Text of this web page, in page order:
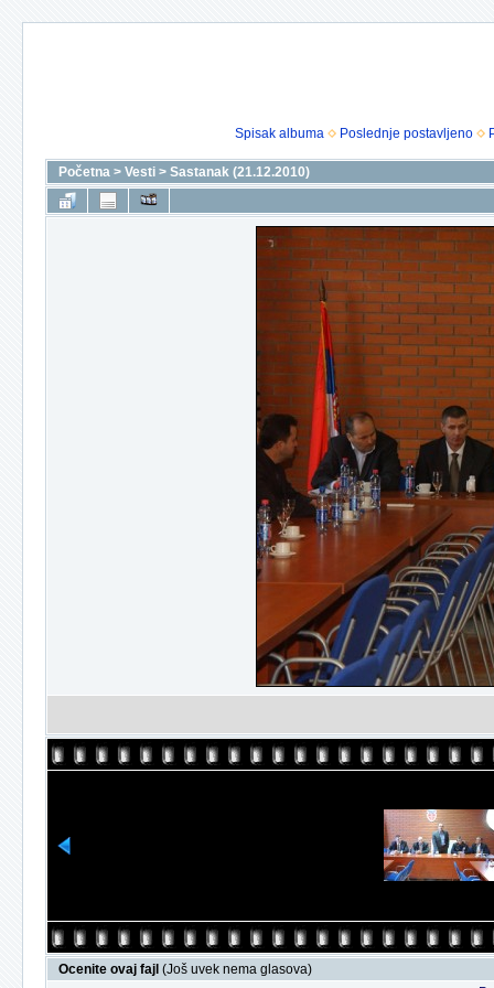
Spisak albuma Poslednje postavljeno
Početna > Vesti > Sastanak (21.12.2010)
Ocenite ovaj fajl (Još uvek nema glasova)